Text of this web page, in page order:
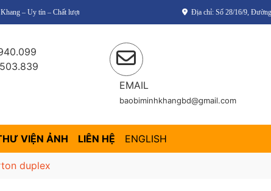
lượng – Giá thành cạnh tranh! Địa chỉ: Số 28/16/9,
EMAIL
baobiminhkhangbd@gmail.com
VIỆN ẢNH LIÊN HỆ ENGLISH
duplex